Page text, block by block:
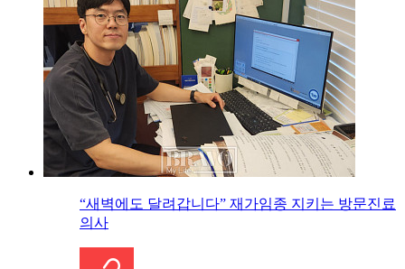
“새벽에도 달려갑니다” 재가임종 지키는 방문진료
의사